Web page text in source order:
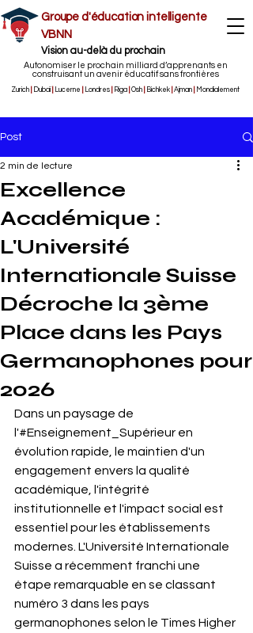
Groupe d'éducation intelligente
VBNN
Vision au-delà du prochain
Autonomiser le prochain milliard d’apprenants en
construisant un avenir éducatif sans frontières
Zurich Dubaï Lucerne Londres Riga Osh Bichkek Ajman Mondialement
Post
Excellence
Académique :
L'Université
Internationale Suisse
Décroche la 3ème
Place dans les Pays
Germanophones pour
2026
2 min de lecture
Dans un paysage de
l'#Enseignement_Supérieur en
évolution rapide, le maintien d'un
engagement envers la qualité
académique, l'intégrité
institutionnelle et l'impact social est
essentiel pour les établissements
modernes. L'Université Internationale
Suisse a récemment franchi une
étape remarquable en se classant
numéro 3 dans les pays
germanophones selon le Times Higher